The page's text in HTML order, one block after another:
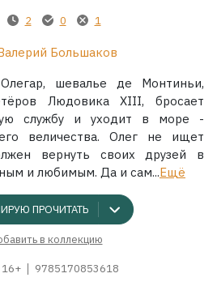
2 0 1
Большаков
шевалье де Монтиньи,
Людовика XIII, бросает
службу и уходит в море -
величества. Олег не ищет
вернуть своих друзей в
и любимым. Да и сам...Ещё
ПРОЧИТАТЬ
в коллекцию
16+ 9785170853618